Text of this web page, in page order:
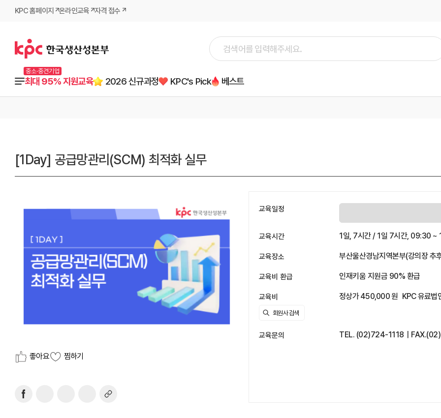
KPC 홈페이지 온라인교육 자격 접수
중소·중견기업
최대 95% 지원교육 2026 신규과정 KPC's Pick 베스트
[1Day] 공급망관리(SCM) 최적화 실무
좋아요 찜하기
교육일정
교육시간 1일, 7시간 / 1일 7시간, 09:30 ~
교육장소 부산울산경남지역본부(강의장 추
교육비 환급 인재키움 지원금 90% 환급
교육비 정상가 450,000 원 KPC 유료
교육문의 TEL. (02)724-1118｜